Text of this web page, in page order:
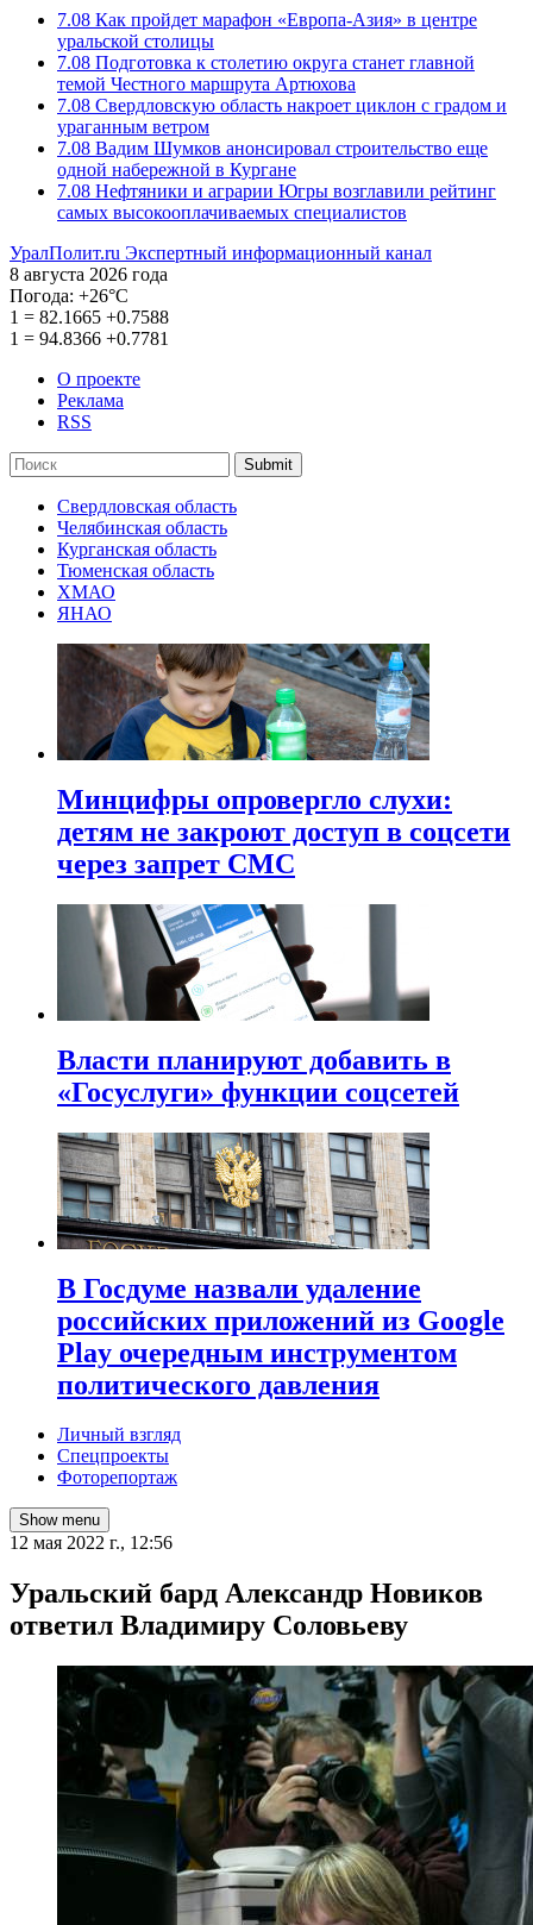
7.08 Как пройдет марафон «Европа-Азия» в центре
уральской столицы
7.08 Подготовка к столетию округа станет главной
темой Честного маршрута Артюхова
7.08 Свердловскую область накроет циклон с градом и
ураганным ветром
7.08 Вадим Шумков анонсировал строительство еще
одной набережной в Кургане
7.08 Нефтяники и аграрии Югры возглавили рейтинг
самых высокооплачиваемых специалистов
УралПолит.ru Экспертный информационный канал
8 августа 2026 года
Погода: +26°С
1 = 82.1665 +0.7588
1 = 94.8366 +0.7781
О проекте
Реклама
RSS
Submit
Свердловская область
Челябинская область
Курганская область
Тюменская область
ХМАО
ЯНАО
Минцифры опровергло слухи:
детям не закроют доступ в соцсети
через запрет СМС
Власти планируют добавить в
«Госуслуги» функции соцсетей
В Госдуме назвали удаление
российских приложений из Google
Play очередным инструментом
политического давления
Личный взгляд
Спецпроекты
Фоторепортаж
Show menu
12 мая 2022 г., 12:56
​Уральский бард Александр Новиков
ответил Владимиру Соловьеву